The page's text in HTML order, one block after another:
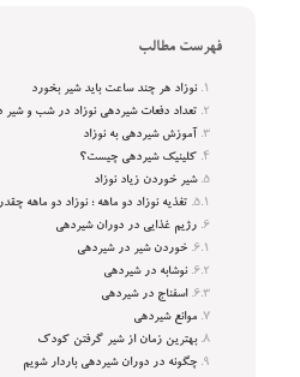
فهرست مطالب
نوزاد هر چند ساعت باید شیر بخورد
تعداد دفعات شیردهی نوزاد در شب و
آموزش شیردهی به نوزاد
کلینیک شیردهی چیست؟
شیر خوردن زیاد نوزاد
تغذیه نوزاد دو ماهه ؛ نوزاد دو ماهه
رژیم غذایی در دوران شیردهی
خوردن شیر در شیردهی
نوشابه در شیردهی
اسفناج در شیردهی
موانع شیردهی
بهترین زمان از شیر گرفتن کودک
چگونه در دوران شیردهی باردار شویم